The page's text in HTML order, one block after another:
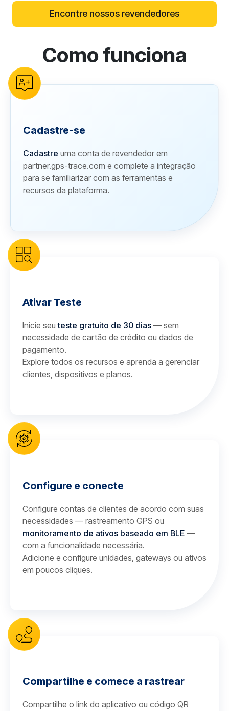
Encontre nossos revendedores
reCAPTCHA verification
Como funciona
Cadastre-se
Cadastre uma conta de revendedor em
partner.gps-trace.com e complete a integração
para se familiarizar com as ferramentas e
recursos da plataforma.
Ativar Teste
Inicie seuteste gratuito de 30 dias — sem
necessidade de cartão de crédito ou dados de
pagamento.
Explore todos os recursos e aprenda a gerenciar
clientes, dispositivos e planos.
Configure e conecte
Configure contas de clientes de acordo com suas
necessidades — rastreamento GPS ou
monitoramento de ativos baseado em BLE —
com a funcionalidade necessária.
Adicione e configure unidades, gateways ou ativos
em poucos cliques.
Compartilhe e comece a rastrear
Compartilhe o link do aplicativo ou código QR